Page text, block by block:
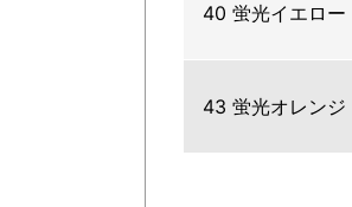
40 蛍光イエロー
43 蛍光オレンジ